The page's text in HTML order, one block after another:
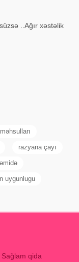
..Ağır xəstəlik
razyana çayı
uygunlugu
Sağlam qida